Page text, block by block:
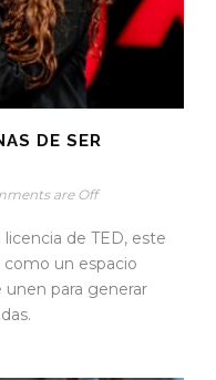
DE SER
are Off
de TED, este
un espacio
unen para generar